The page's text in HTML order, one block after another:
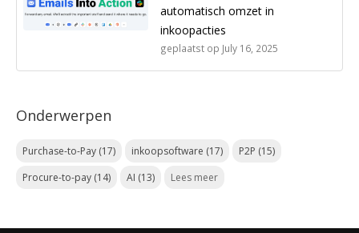
automatisch omzet in
inkoopacties
geplaatst op July 16, 2025
Onderwerpen
Purchase-to-Pay (17) inkoopsoftware (17) P2P (15)
Procure-to-pay (14) AI (13) Lees meer